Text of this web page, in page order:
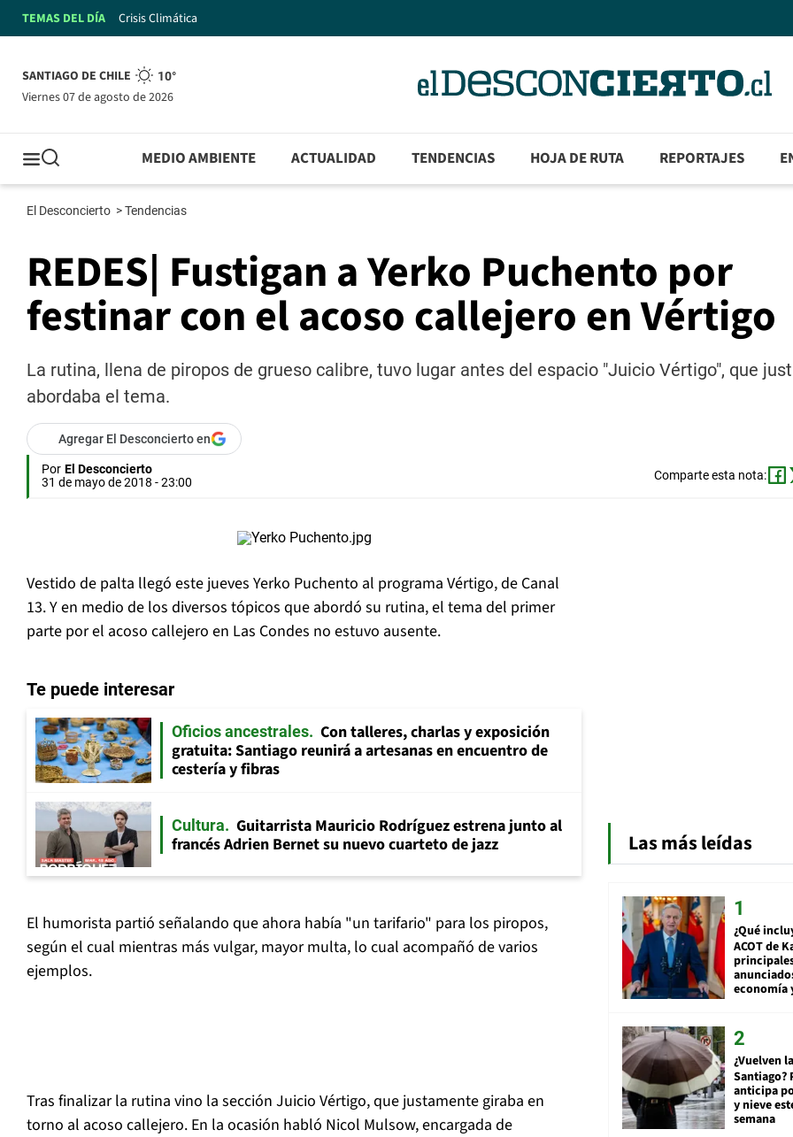
TEMAS DEL DÍA Crisis Climática
SANTIAGO DE CHILE 10°
viernes 07 de agosto de 2026
MEDIO AMBIENTE ACTUALIDAD TENDENCIAS HOJA DE RUTA REPORTAJES
El Desconcierto >Tendencias
REDES| Fustigan a Yerko Puchento por
festinar con el acoso callejero en Vértigo
La rutina, llena de piropos de grueso calibre, tuvo lugar antes del espacio "Juicio Vértigo", que
abordaba el tema.
Agregar El Desconcierto en
Por El Desconcierto
31 de mayo de 2018 - 23:00
Comparte esta nota:
Vestido de palta llegó este jueves Yerko Puchento al programa Vértigo, de Canal
13. Y en medio de los diversos tópicos que abordó su rutina, el tema del primer
parte por el acoso callejero en Las Condes no estuvo ausente.
Te puede interesar
Oficios ancestrales
Con talleres, charlas y exposición
gratuita: Santiago reunirá a artesanas en encuentro de
cestería y fibras
Cultura
Guitarrista Mauricio Rodríguez estrena junto al
francés Adrien Bernet su nuevo cuarteto de jazz
El humorista partió señalando que ahora había "un tarifario" para los piropos,
según el cual mientras más vulgar, mayor multa, lo cual acompañó de varios
ejemplos.
Tras finalizar la rutina vino la sección Juicio Vértigo, que justamente giraba en
torno al acoso callejero. En la ocasión habló Nicol Mulsow, encargada de
Las más leídas
¿Qué
ACOT de
economía
¿Vuelven
Santiago?
anticipa
y nieve
semana